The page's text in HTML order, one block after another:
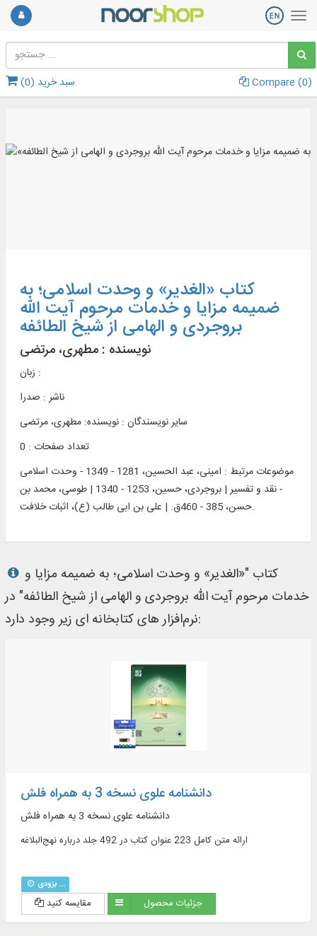
سبد خرید (0
) Compare (0)
کتاب «الغدیر» و وحدت اسلامی؛ به
ضمیمه مزایا و خدمات مرحوم آیت الله
بروجردی و الهامی از شیخ الطائفه
نویسنده : مطهری، مرتضی
زبان :
ناشر : صدرا
سایر نویسندگان : نویسنده: مطهری، مرتضی
تعداد صفحات : 0
موضوعات مرتبط :
امینی، عبد الحسین، 1281 - 1349 - وحدت اسلامی
- نقد و تفسیر | بروجردی، حسین، 1253 - 1340 | طوسی، محمد بن
حسن، 385 - 460ق. | علی بن ابی طالب (ع)، اثبات خلافت.
کتاب "«الغدیر» و وحدت اسلامی؛ به ضمیمه مزایا و
خدمات مرحوم آیت الله بروجردی و الهامی از شیخ الطائفه" در
نرم‌افزار های کتابخانه ای زیر وجود دارد:
دانشنامه علوی نسخه 3 به همراه فلش
دانشنامه علوی نسخه 3 به همراه فلش
ارائه متن کامل 223 عنوان کتاب در 492 جلد درباره نهج‌البلاغه
بزودی ...
مقایسه کنید جزئیات محصول